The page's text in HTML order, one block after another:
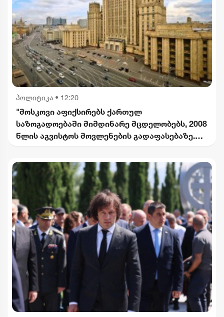
პოლიტიკა • 12:20
"მოსკოვი აფიქსირებს ქართულ
საზოგადოებაში მიმდინარე მცდელობებს, 2008
წლის აგვისტოს მოვლენების გადაფასებაზე.
განცხადებებს შერიგების აუცილებლობაზე" -
რუსეთის საგარეო უწყება